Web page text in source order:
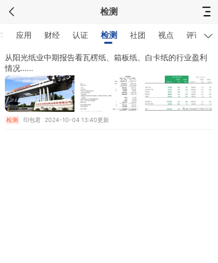
检测
应用 财经 认证 检测 社团 视点 评论
从阳光纸业中期报告看瓦楞纸、箱板纸、白卡纸的行业盈利
情况……
检测 印包君 2024-10-04 13:40更新